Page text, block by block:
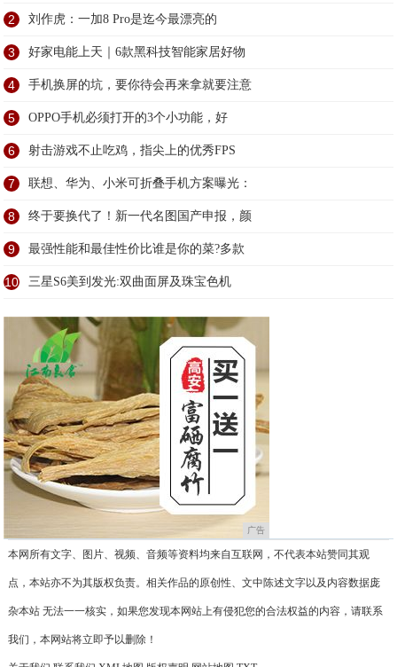
2 刘作虎：一加8 Pro是迄今最漂亮的
3 好家电能上天｜6款黑科技智能家居好物
4 手机换屏的坑，要你待会再来拿就要注意
5 OPPO手机必须打开的3个小功能，好
6 射击游戏不止吃鸡，指尖上的优秀FPS
7 联想、华为、小米可折叠手机方案曝光：
8 终于要换代了！新一代名图国产申报，颜
9 最强性能和最佳性价比谁是你的菜?多款
10 三星S6美到发光:双曲面屏及珠宝色机
广告
本网所有文字、图片、视频、音频等资料均来自互联网，不代表本站赞同其观
点，本站亦不为其版权负责。相关作品的原创性、文中陈述文字以及内容数据庞
杂本站 无法一一核实，如果您发现本网站上有侵犯您的合法权益的内容，请联系
我们，本网站将立即予以删除！